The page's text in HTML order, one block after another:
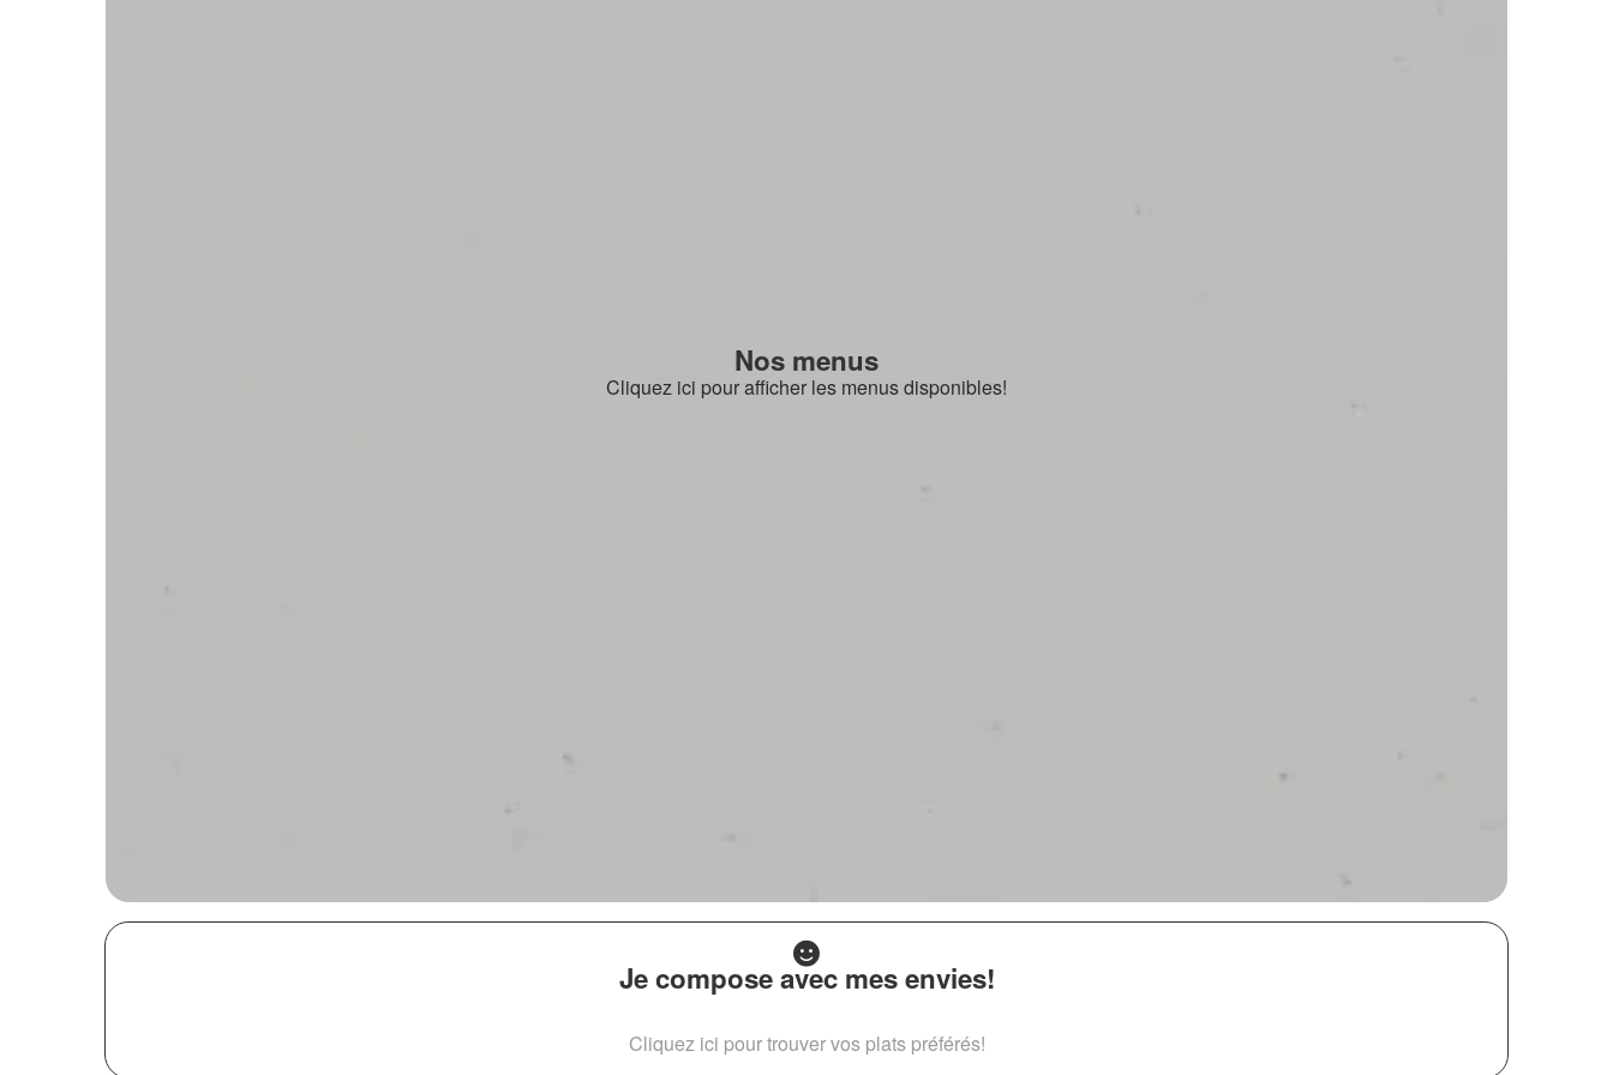
Nos menus
Cliquez ici pour afficher les menus disponibles!
Je compose avec mes envies!
Cliquez ici pour trouver vos plats préférés!